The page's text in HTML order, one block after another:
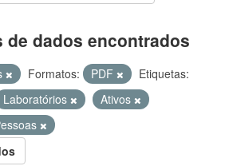
de dados encontrados
Formatos: PDF
Etiquetas:
Laboratórios
Ativos